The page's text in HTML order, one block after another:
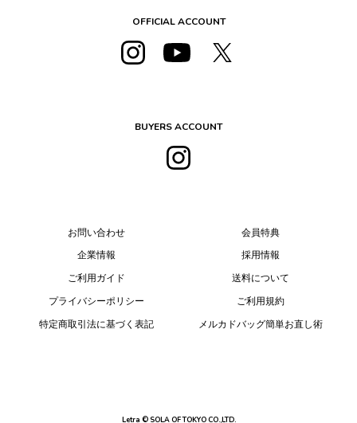
OFFICIAL ACCOUNT
BUYERS ACCOUNT
お問い合わせ
企業情報
ご利用ガイド
プライバシーポリシー
特定商取引法に基づく表記
会員特典
採用情報
送料について
ご利用規約
メルカドバッグ簡単お直し術
Letra © SOLA OF TOKYO CO.,LTD.